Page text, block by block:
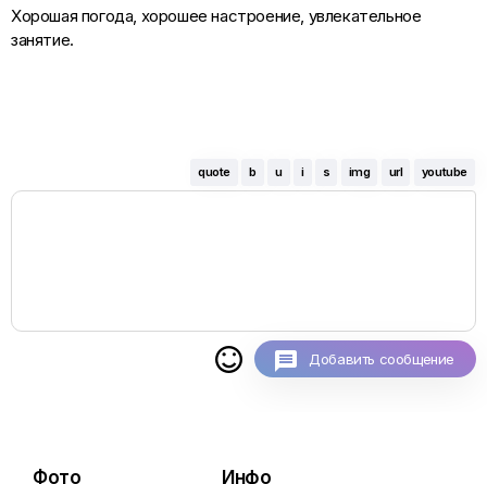
Хорошая погода, хорошее настроение, увлекательное
занятие.
quote b u i s img url youtube
 Добавить сообщение
Фото Инфо